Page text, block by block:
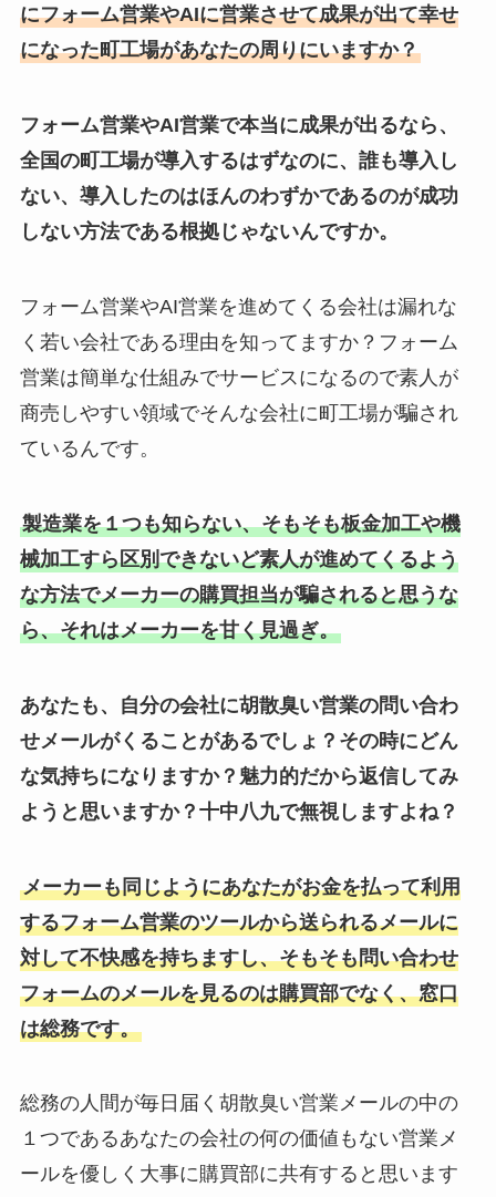
にフォーム営業やAIに営業させて成果が出て幸せ
になった町工場があなたの周りにいますか？
フォーム営業やAI営業で本当に成果が出るなら、
全国の町工場が導入するはずなのに、誰も導入し
ない、導入したのはほんのわずかであるのが成功
しない方法である根拠じゃないんですか。
フォーム営業やAI営業を進めてくる会社は漏れな
く若い会社である理由を知ってますか？フォーム
営業は簡単な仕組みでサービスになるので素人が
商売しやすい領域でそんな会社に町工場が騙され
ているんです。
製造業を１つも知らない、そもそも板金加工や機
械加工すら区別できないど素人が進めてくるよう
な方法でメーカーの購買担当が騙されると思うな
ら、それはメーカーを甘く見過ぎ。
あなたも、自分の会社に胡散臭い営業の問い合わ
せメールがくることがあるでしょ？その時にどん
な気持ちになりますか？魅力的だから返信してみ
ようと思いますか？十中八九で無視しますよね？
メーカーも同じようにあなたがお金を払って利用
するフォーム営業のツールから送られるメールに
対して不快感を持ちますし、そもそも問い合わせ
フォームのメールを見るのは購買部でなく、窓口
は総務です。
総務の人間が毎日届く胡散臭い営業メールの中の
１つであるあなたの会社の何の価値もない営業メ
ールを優しく大事に購買部に共有すると思います